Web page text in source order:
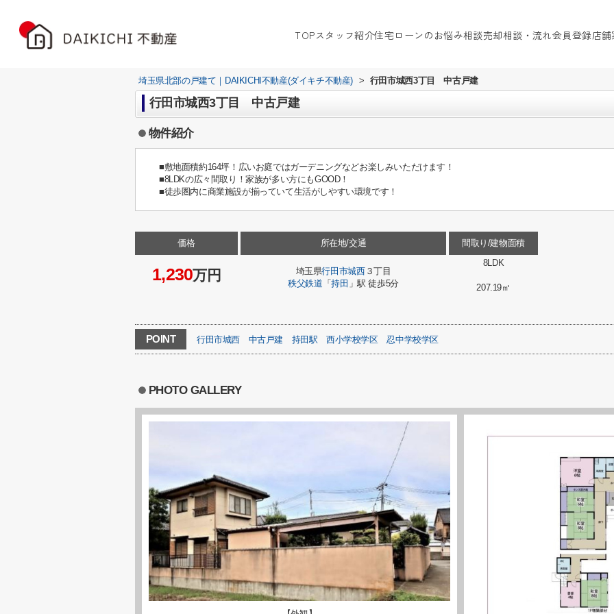
TOPスタッフ紹介住宅ローンのお悩み相談売却相談・流れ会員登録店
埼玉県北部の戸建て｜DAIKICHI不動産(ダイキチ不動産) > 行田市城西3丁目 中古戸建
行田市城西3丁目 中古戸建
物件紹介
■敷地面積約164坪！広いお庭ではガーデニングなどお楽しみいただけます！
■8LDKの広々間取り！家族が多い方にもGOOD！
■徒歩圏内に商業施設が揃っていて生活がしやすい環境です！
価格
1,230万円
所在地/交通
埼玉県行田市城西３丁目
秩父鉄道 「持田 」駅 徒歩5分
間取り/建物面積
8LDK
207.19㎡
POINT 行田市城西 中古戸建 持田駅 西小学校学区 忍中学校学区
PHOTO GALLERY